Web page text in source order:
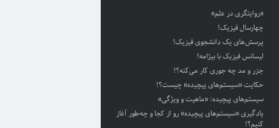
«روایتگری در علم»
چهارسال فیزیک!
پرسش‌های یک دانشجوی فیزیک!
لیسانس فیزیک با بیژامه!
جزر و مد چه جوری کار می‌کنه؟!
حکایت «سیستم‌های پیچیده» چیست؟!
سیستم‌های پیچیده: «ماهیت و ویژگی‌»
یادگیری «سیستم‌های پیچیده» رو از کجا و چه‌طور آغاز
کنیم؟!